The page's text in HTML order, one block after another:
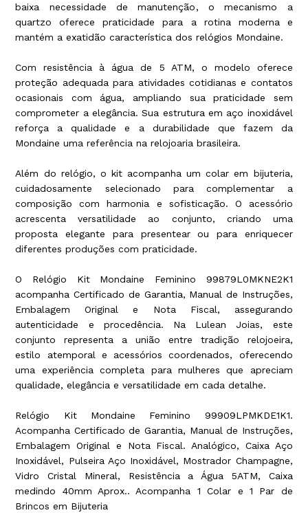
baixa necessidade de manutenção, o mecanismo a
quartzo oferece praticidade para a rotina moderna e
mantém a exatidão característica dos relógios Mondaine.
Com resistência à água de 5 ATM, o modelo oferece
proteção adequada para atividades cotidianas e contatos
ocasionais com água, ampliando sua praticidade sem
comprometer a elegância. Sua estrutura em aço inoxidável
reforça a qualidade e a durabilidade que fazem da
Mondaine uma referência na relojoaria brasileira.
Além do relógio, o kit acompanha um colar em bijuteria,
cuidadosamente selecionado para complementar a
composição com harmonia e sofisticação. O acessório
acrescenta versatilidade ao conjunto, criando uma
proposta elegante para presentear ou para enriquecer
diferentes produções com praticidade.
O Relógio Kit Mondaine Feminino 99879L0MKNE2K1
acompanha Certificado de Garantia, Manual de Instruções,
Embalagem Original e Nota Fiscal, assegurando
autenticidade e procedência. Na Lulean Joias, este
conjunto representa a união entre tradição relojoeira,
estilo atemporal e acessórios coordenados, oferecendo
uma experiência completa para mulheres que apreciam
qualidade, elegância e versatilidade em cada detalhe.
Relógio Kit Mondaine Feminino 99909LPMKDE1K1.
Acompanha Certificado de Garantia, Manual de Instruções,
Embalagem Original e Nota Fiscal. Analógico, Caixa Aço
Inoxidável, Pulseira Aço Inoxidável, Mostrador Champagne,
Vidro Cristal Mineral, Resistência a Água 5ATM, Caixa
medindo 40mm Aprox.. Acompanha 1 Colar e 1 Par de
Brincos em Bijuteria